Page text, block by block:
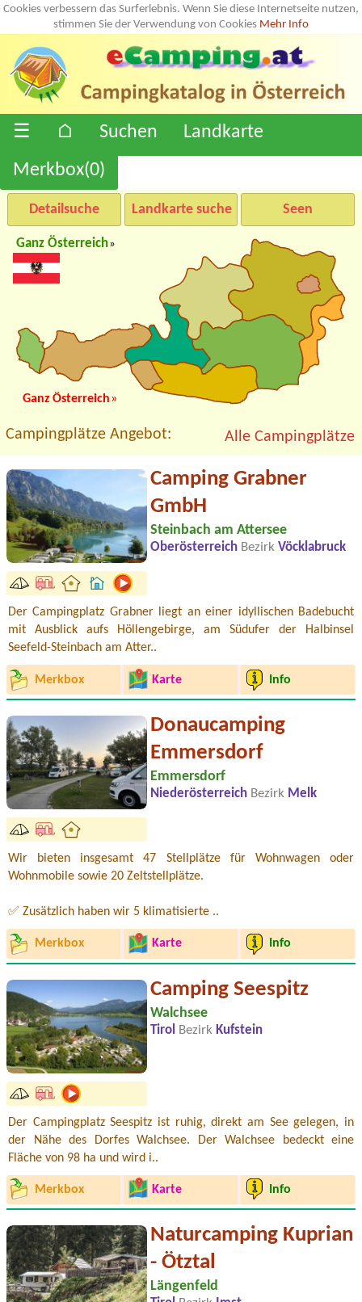
Cookies verbessern das Surferlebnis. Wenn Sie diese Internetseite nutzen,
stimmen Sie der Verwendung von Cookies Mehr Info
☰ ⌂ Suchen
Landkarte
Merkbox(0)
Detailsuche Landkarte suche Seen
Ganz Österreich»
Ganz Österreich»
Campingplätze Angebot: Alle Campingplätze
Camping Grabner
GmbH
Steinbach am Attersee
Oberösterreich Bezirk Vöcklabruck
Der Campingplatz Grabner liegt an einer idyllischen Badebucht
mit Ausblick aufs Höllengebirge, am Südufer der Halbinsel
Seefeld-Steinbach am Atter..
Merkbox Karte Info
Donaucamping
Emmersdorf
Emmersdorf
Niederösterreich Bezirk Melk
Wir bieten insgesamt 47 Stellplätze für Wohnwagen oder
Wohnmobile sowie 20 Zeltstellplätze.
✅ Zusätzlich haben wir 5 klimatisierte ..
Merkbox Karte Info
Camping Seespitz
Walchsee
Tirol Bezirk Kufstein
Der Campingplatz Seespitz ist ruhig, direkt am See gelegen, in
der Nähe des Dorfes Walchsee. Der Walchsee bedeckt eine
Fläche von 98 ha und wird i..
Merkbox Karte Info
Naturcamping Kuprian
- Ötztal
Längenfeld